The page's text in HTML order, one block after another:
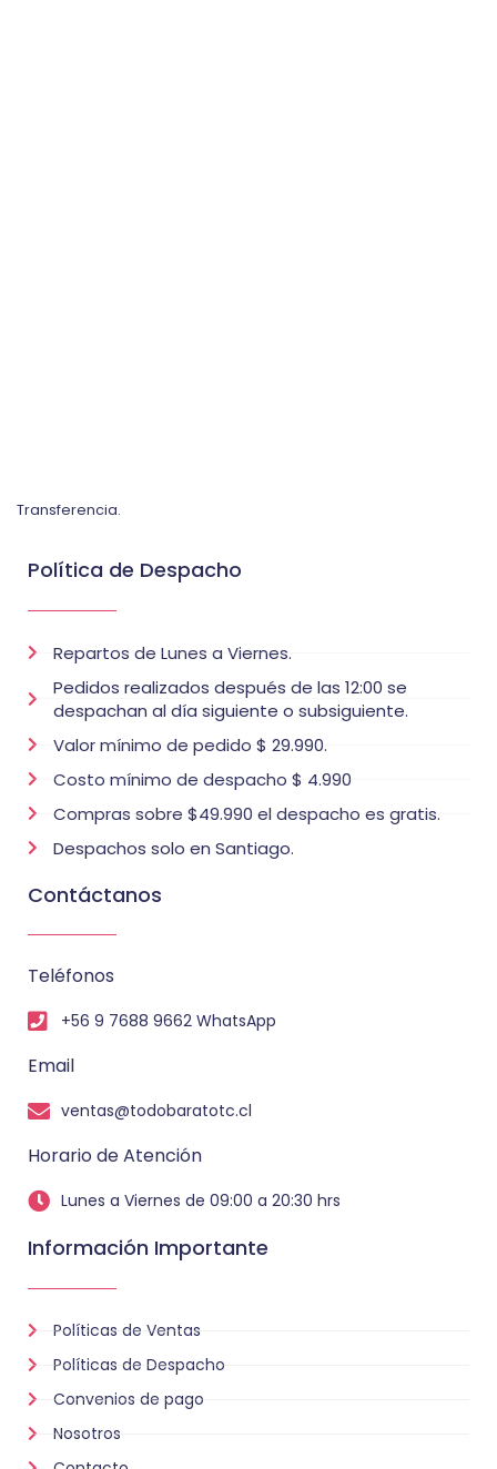
Transferencia.
Política de Despacho
Repartos de Lunes a Viernes.
Pedidos realizados después de las 12:00 se
despachan al día siguiente o subsiguiente.
Valor mínimo de pedido $ 29.990.
Costo mínimo de despacho $ 4.990
Compras sobre $49.990 el despacho es gratis.
Despachos solo en Santiago.
Contáctanos
Teléfonos
+56 9 7688 9662 WhatsApp
Email
ventas@todobaratotc.cl
Horario de Atención
Lunes a Viernes de 09:00 a 20:30 hrs
Información Importante
Políticas de Ventas
Políticas de Despacho
Convenios de pago
Nosotros